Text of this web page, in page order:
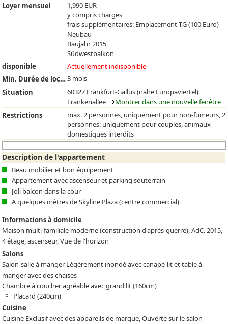
Loyer mensuel
1,990 EUR
y compris charges
frais supplémentaires: Emplacement TG (100 Euro)
Neubau
Baujahr 2015
Südwestbalkon
disponible
Actuellement indisponible
Min. Durée de location3 mois
Situation
60327 Frankfurt-Gallus (nahe Europaviertel)
Frankenallee
Montrer dans une nouvelle fenêtre
Restrictions
max. 2 personnes, uniquement pour non-fumeurs, 2
personnes: uniquement pour couples, animaux
domestiques interdits
Description de l'appartement
Beau mobilier et bon équipement
Appartement avec ascenseur et parking souterrain
Joli balcon dans la cour
A quelques mètres de Skyline Plaza (centre commercial)
Informations à domicile
Maison multi-familiale moderne (construction d'après-guerre), AdC. 2015,
4 étage, ascenseur, Vue de l'horizon
Salons
Salon-salle à manger Légèrement inondé avec canapé-lit et table à
manger avec des chaises
Chambre à coucher agréable avec grand lit (160cm)
Placard (240cm)
Cuisine
Cuisine Exclusif avec des appareils de marque, Ouverte sur le salon